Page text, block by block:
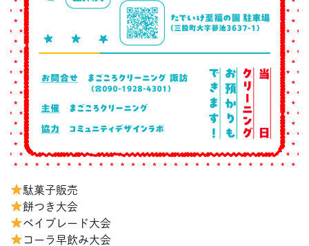
駄菓子販売
餅つき大会
ベイブレード大会
コーラ早飲み大会